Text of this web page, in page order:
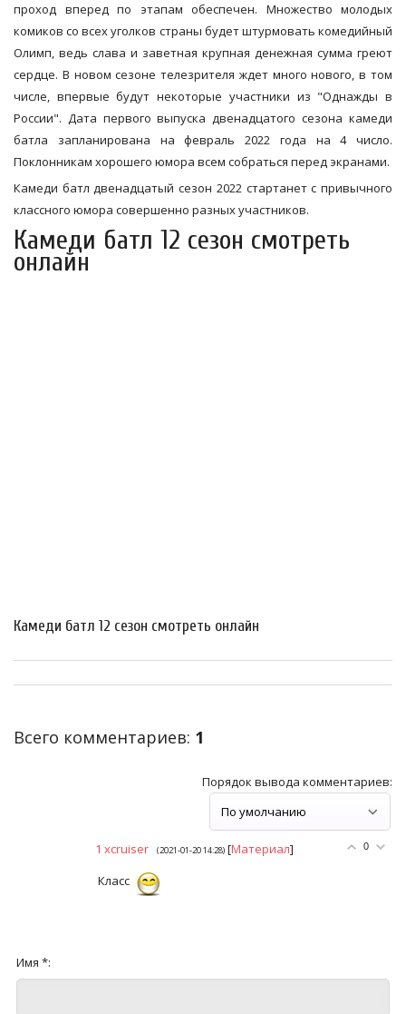
проход вперед по этапам обеспечен. Множество молодых
комиков со всех уголков страны будет штурмовать комедийный
Олимп, ведь слава и заветная крупная денежная сумма греют
сердце. В новом сезоне телезрителя ждет много нового, в том
числе, впервые будут некоторые участники из "Однажды в
России". Дата первого выпуска двенадцатого сезона камеди
батла запланирована на февраль 2022 года на 4 число.
Поклонникам хорошего юмора всем собраться перед экранами.
Камеди батл двенадцатый сезон 2022 стартанет с привычного
классного юмора совершенно разных участников.
Камеди батл 12 сезон смотреть
онлайн
Камеди батл 12 сезон смотреть онлайн
Всего комментариев: 1
Порядок вывода комментариев:
0
1 xcruiser (2021-01-20 14:28) [Материал]
Класс
Имя *: